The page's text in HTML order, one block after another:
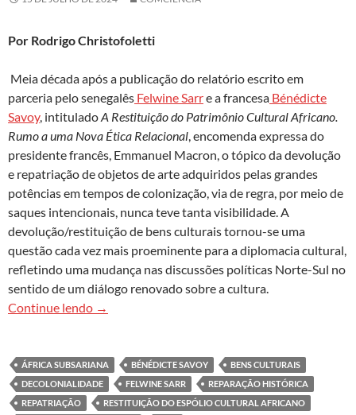
Por Rodrigo Christofoletti
Meia década após a publicação do relatório escrito em
parceria pelo senegalês Felwine Sarre a francesa Bénédicte
Savoy, intituladoA Restituição do Patrimônio Cultural Africano.
Rumo a uma Nova Ética Relacional, encomenda expressa do
presidente francês, Emmanuel Macron, o tópico da devolução
e repatriação de objetos de arte adquiridos pelas grandes
potências em tempos de colonização, via de regra, por meio de
saques intencionais, nunca teve tanta visibilidade. A
devolução/restituição de bens culturais tornou-se uma
questão cada vez mais proeminente para a diplomacia cultural,
refletindo uma mudança nas discussões políticas Norte-Sul no
sentido de um diálogo renovado sobre a cultura.
Continue lendo Devolução de bens culturais: a decolonialidade
→
ÁFRICA SUBSARIANA BÉNÉDICTE SAVOY
BENS CULTURAIS
DECOLONIALIDADE
FELWINE SARR
REPARAÇÃO HISTÓRICA
REPATRIAÇÃO
RESTITUIÇÃO DO ESPÓLIO CULTURAL AFRICANO